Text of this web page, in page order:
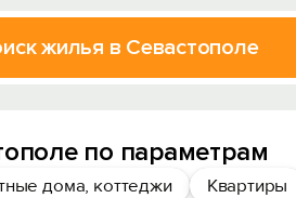
жилья в Севастополе
по параметрам
дома, коттеджи Квартиры